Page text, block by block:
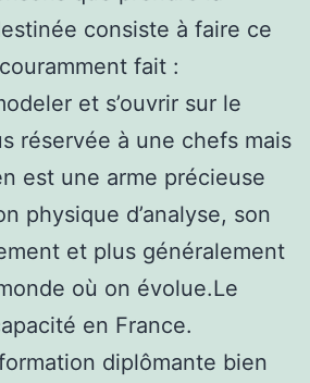
consiste à faire ce
fait :
et s’ouvrir sur le
réservée à une chefs mais
est une arme précieuse
physique d’analyse, son
et plus généralement
où on évolue.Le
en France.
diplômante bien